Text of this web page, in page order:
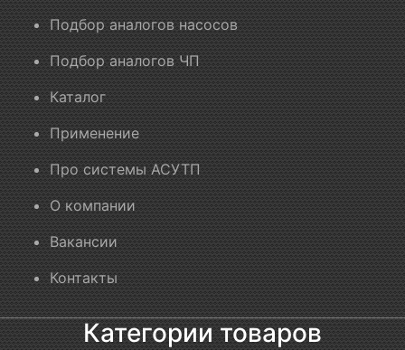
Подбор аналогов насосов
Подбор аналогов ЧП
Каталог
Применение
Про системы АСУТП
О компании
Вакансии
Контакты
Категории товаров